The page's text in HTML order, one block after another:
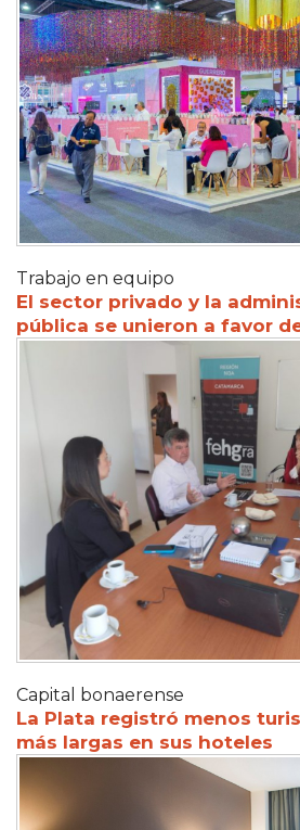
Trabajo en equipo
El sector privado y la
pública se unieron a favor
Capital bonaerense
La Plata registró menos
más largas en sus hoteles